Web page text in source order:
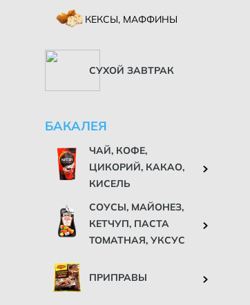
КЕКСЫ, МАФФИНЫ
СУХОЙ ЗАВТРАК
БАКАЛЕЯ
ЧАЙ, КОФЕ,
ЦИКОРИЙ, КАКАО,
КИСЕЛЬ
СОУСЫ, МАЙОНЕЗ,
КЕТЧУП, ПАСТА
ТОМАТНАЯ, УКСУС
ПРИПРАВЫ